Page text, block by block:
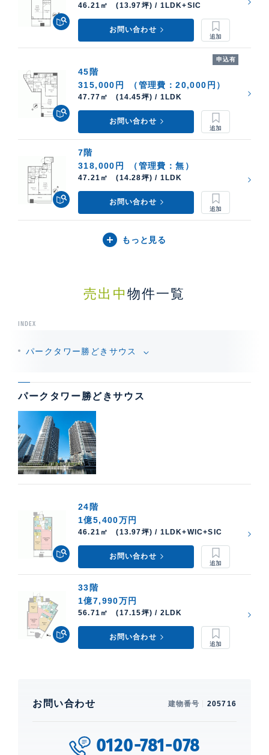
46.21㎡ (13.97坪) / 1LDK+SIC
お問い合わせ
申込有
45階
315,000円
（管理費：20,000円）
47.77㎡ (14.45坪) / 1LDK
お問い合わせ
7階
318,000円
（管理費：無）
47.21㎡ (14.28坪) / 1LDK
お問い合わせ
もっと見る
売出中 物件一覧
INDEX
パークタワー勝どきサウス
パークタワー勝どきサウス
24階
1億5,400万円
46.21㎡ (13.97坪) / 1LDK+WIC+SIC
お問い合わせ
33階
1億7,990万円
56.71㎡ (17.15坪) / 2LDK
お問い合わせ
お問い合わせ 建物番号 205716
0120-781-078